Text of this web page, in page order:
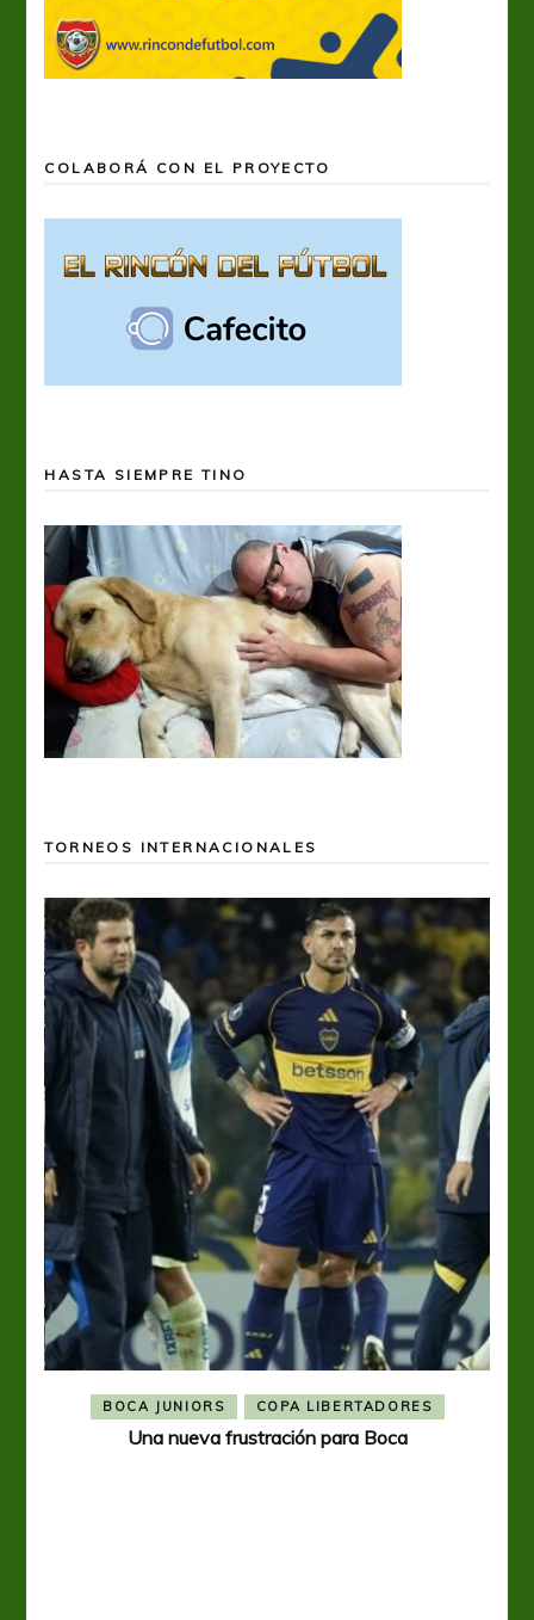
COLABORÁ CON EL PROYECTO
HASTA SIEMPRE TINO
TORNEOS INTERNACIONALES
BOCA JUNIORS COPA LIBERTADORES
Una nueva frustración para Boca